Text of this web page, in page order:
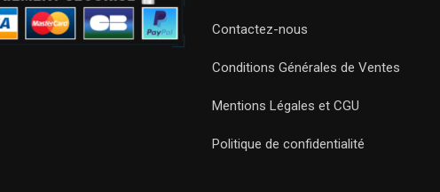
Contactez-nous
Conditions Générales de Ventes
Mentions Légales et CGU
Politique de confidentialité